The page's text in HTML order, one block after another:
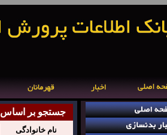
جستجو بر اساس
نام خانوادگی